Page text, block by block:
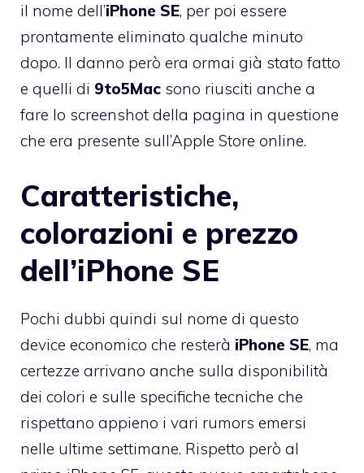
il nome dell’iPhone SE, per poi essere
prontamente eliminato qualche minuto
dopo. Il danno però era ormai già stato fatto
e quelli di 9to5Mac sono riusciti anche a
fare lo screenshot della pagina in questione
che era presente sull’Apple Store online.
Caratteristiche,
colorazioni e prezzo
dell’iPhone SE
Pochi dubbi quindi sul nome di questo
device economico che resterà iPhone SE, ma
certezze arrivano anche sulla disponibilità
dei colori e sulle specifiche tecniche che
rispettano appieno i vari rumors emersi
nelle ultime settimane. Rispetto però al